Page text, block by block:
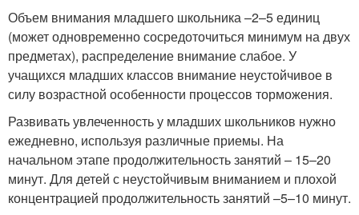
Объем внимания младшего школьника –2–5 единиц
(может одновременно сосредоточиться минимум на двух
предметах), распределение внимание слабое. У
учащихся младших классов внимание неустойчивое в
силу возрастной особенности процессов торможения.
Развивать увлеченность у младших школьников нужно
ежедневно, используя различные приемы. На
начальном этапе продолжительность занятий – 15–20
минут. Для детей с неустойчивым вниманием и плохой
концентрацией продолжительность занятий –5–10 минут.